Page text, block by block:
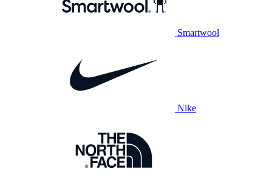
Smartwool
Nike